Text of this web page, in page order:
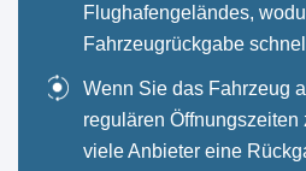
Flughafengeländes,
Fahrzeugrückgabe
Wenn Sie das Fahrzeug
regulären Öffnungszeiten
viele Anbieter eine